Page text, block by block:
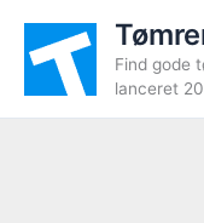
indholdet
Find gode
lanceret